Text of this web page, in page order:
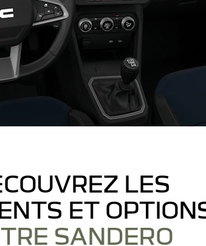
LES
ET
SANDERO